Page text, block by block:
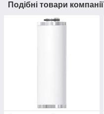
Подібні товари компанії